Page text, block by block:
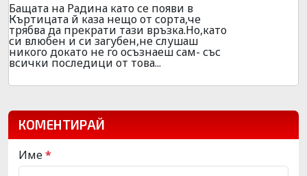
Бащата на Радина като се появи в
Къртицата й каза нещо от сорта,че
трябва да прекрати тази връзка.Но,като
си влюбен и си загубен,не слушаш
никого докато не го осъзнаеш сам- със
всички последици от това...
КОМЕНТИРАЙ
Име*